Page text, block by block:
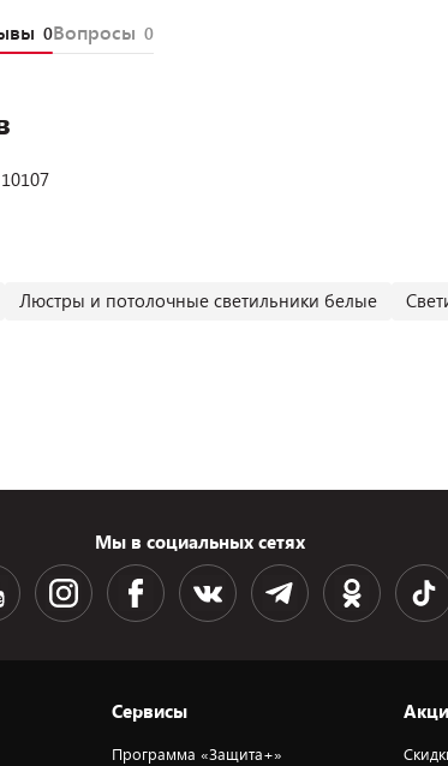
0Вопросы 0
Люстры и потолочные светильники белые
Мы в социальных сетях
Сервисы
Программа «Защита+»